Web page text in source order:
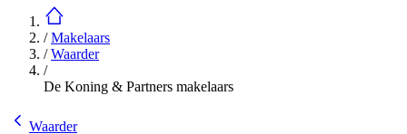
/Makelaars
/Waarder
/
De Koning & Partners makelaars
Waarder